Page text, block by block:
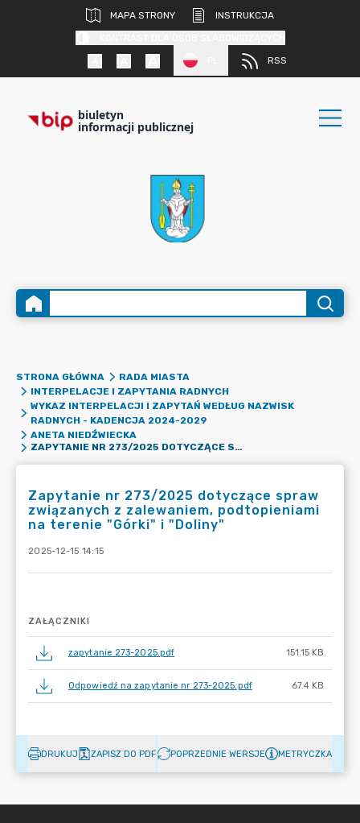
MAPA STRONY
INSTRUKCJA
RSS
biuletyn
informacji publicznej
STRONA GŁÓWNA
RADA MIASTA
INTERPELACJE I ZAPYTANIA RADNYCH
WYKAZ INTERPELACJI I ZAPYTAŃ WEDŁUG NAZWISK
RADNYCH - KADENCJA 2024-2029
ANETA NIEDŹWIECKA
ZAPYTANIE NR 273/2025 DOTYCZĄCE SPRAW ZWIĄZANYCH Z ZALEWANIEM, PODTOPIENIAMI NA TERENIE "GÓRKI" I "DOLINY"
Zapytanie nr 273/2025 dotyczące spraw
związanych z zalewaniem, podtopieniami
na terenie "Górki" i "Doliny"
2025-12-15 14:15
ZAŁĄCZNIKI
zapytanie 273-2025.pdf 151.15 KB
Odpowiedź na zapytanie nr 273-2025.pdf 67.4 KB
DRUKUJ ZAPISZ DO PDF POPRZEDNIE WERSJE METRYCZKA